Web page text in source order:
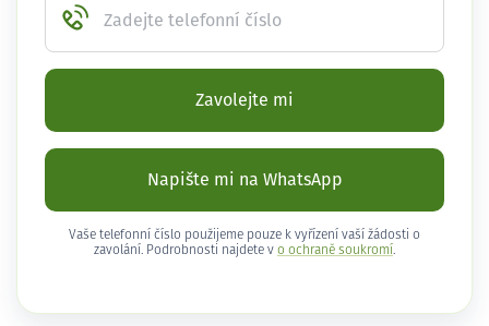
Zadejte telefonní číslo
Zavolejte mi
Napište mi na WhatsApp
Vaše telefonní číslo použijeme pouze k vyřízení vaší žádosti o
zavolání. Podrobnosti najdete v o ochraně soukromí .